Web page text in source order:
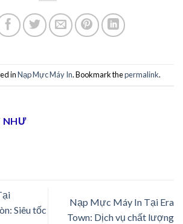
inNạp Mực Máy In. Bookmark thepermalink.
NHƯ
Siêu tốc
Nạp Mực Máy In Tại Era
Town: Dịch vụ chất lượng